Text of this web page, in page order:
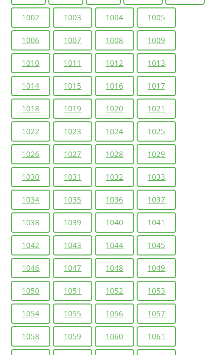
1002 1003 1004 1005
1006 1007 1008 1009
1010 1011 1012 1013
1014 1015 1016 1017
1018 1019 1020 1021
1022 1023 1024 1025
1026 1027 1028 1029
1030 1031 1032 1033
1034 1035 1036 1037
1038 1039 1040 1041
1042 1043 1044 1045
1046 1047 1048 1049
1050 1051 1052 1053
1054 1055 1056 1057
1058 1059 1060 1061